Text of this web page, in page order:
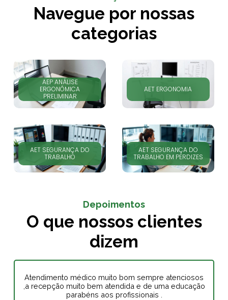
Navegue por nossas
categorias
AEP ANÁLISE
ERGONÔMICA
PRELIMINAR
AET ERGONOMIA
AET SEGURANÇA DO
TRABALHO
AET SEGURANÇA DO
TRABALHO EM PERDIZES
Depoimentos
O que nossos clientes
dizem
Atendimento médico muito bom sempre atenciosos
,a recepção muito bem atendida e de uma educação
parabéns aos profissionais .